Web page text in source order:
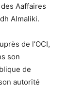
Aaffaires
Almaliki.
de l’OCI,
son
de
autorité